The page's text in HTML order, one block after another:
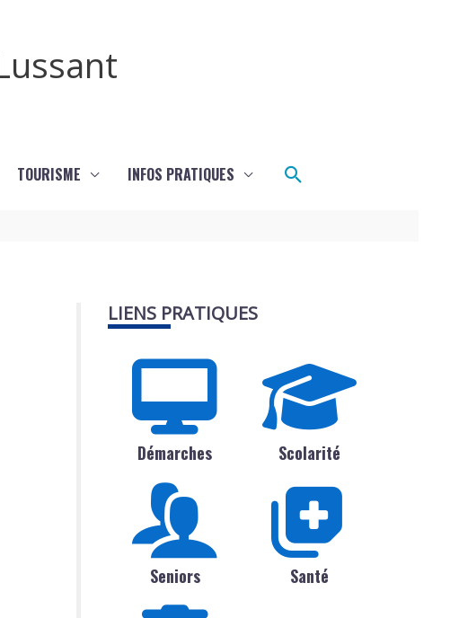
TOURISME INFOS PRATIQUES Rechercher
LIENS PRATIQUES
Démarches Scolarité
Seniors Santé